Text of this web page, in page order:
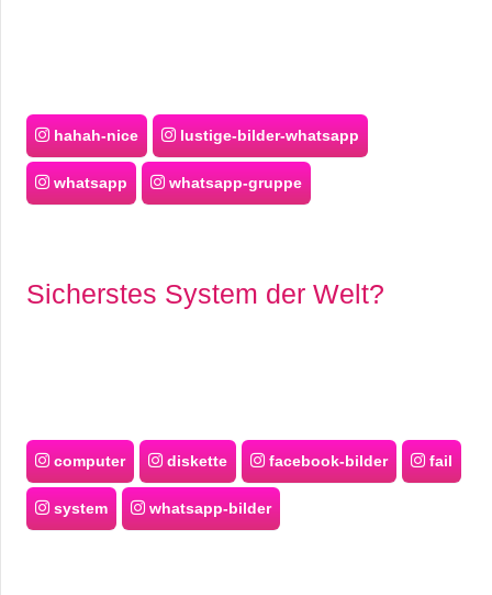
hahah-nice lustige-bilder-whatsapp
whatsapp whatsapp-gruppe
Sicherstes System der Welt?
computer diskette facebook-bilder fail
system whatsapp-bilder